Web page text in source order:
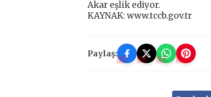
Akar eşlik ediyor.
KAYNAK: www.tccb.gov.tr
Paylaş: